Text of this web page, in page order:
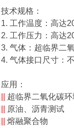
技术规格：
1. 工作温度：高达
2. 工作压力：高达
3. 气体：超临界二
4. 气体接口尺寸：
应用：
超临界二氧化碳
原油、沥青测试
熔融聚合物